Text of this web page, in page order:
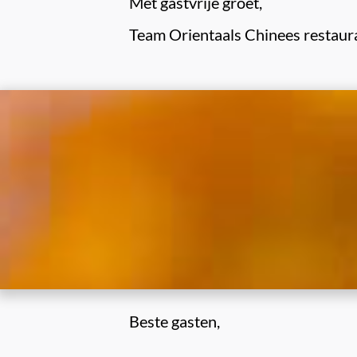
Team Orientaals Chinees
Beste gasten,